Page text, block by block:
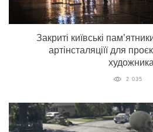
Закриті київські
артінсталяціїї для
художника
2 035